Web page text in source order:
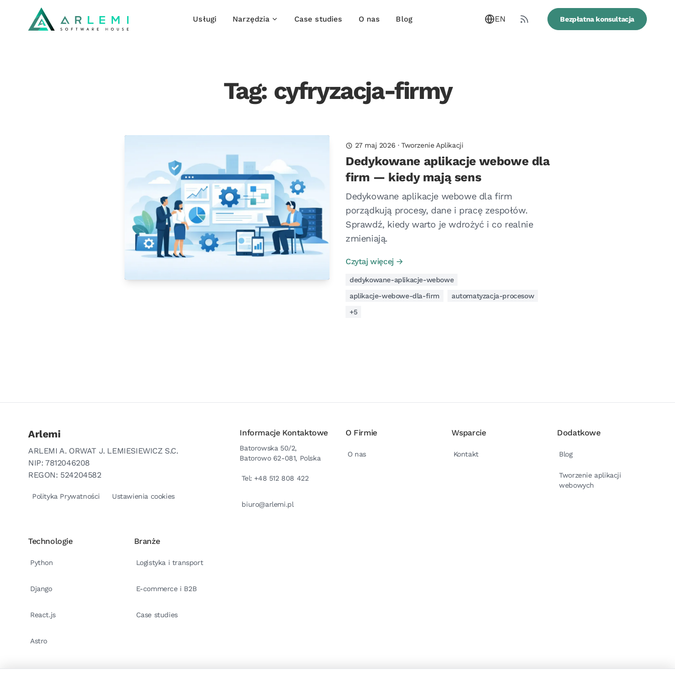
Usługi Narzędzia Case studies O nas Blog EN Bezpłatna konsultacja
Tag: cyfryzacja-firmy
27 maj 2026 ·Tworzenie Aplikacji
Dedykowane aplikacje webowe dla
firm — kiedy mają sens
Dedykowane aplikacje webowe dla firm
porządkują procesy, dane i pracę zespołów.
Sprawdź, kiedy warto je wdrożyć i co realnie
zmieniają.
Czytaj więcej →
dedykowane-aplikacje-webowe
aplikacje-webowe-dla-firm
automatyzacja-procesow
+5
Arlemi
ARLEMI A. ORWAT J. LEMIESIEWICZ S.C.
NIP: 7812046208
REGON: 524204582
Polityka Prywatności Ustawienia cookies
Informacje Kontaktowe
Batorowska 50/2,
Batorowo 62-081, Polska
Tel: +48 512 808 422
biuro@arlemi.pl
O Firmie
O nas
Wsparcie
Kontakt
Dodatkowe
Blog
Tworzenie aplikacji
webowych
Technologie
Python
Django
React.js
Astro
Branże
Logistyka i transport
E-commerce i B2B
Case studies